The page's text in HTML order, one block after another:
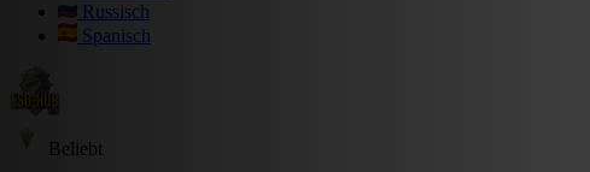
Russisch
Spanisch
Beliebt